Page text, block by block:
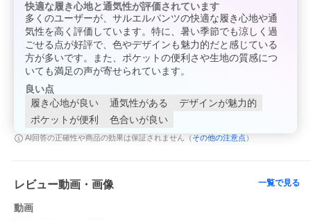
快適な履き心地と通気性が評価されています
多くのユーザーが、サルエルパンツの快適な履き心地や通
気性を高く評価しています。特に、暑い季節でも涼しく過
ごせる点が好評で、色やデザインも魅力的だと感じている
方が多いです。また、ポケットの便利さや生地の質感につ
いても満足の声が寄せられています。
良い点
履き心地が良い
通気性がある
デザインが魅力的
ポケットが便利
色合いが良い
AI回答の正確性や商品の効果は保証されません（ その他の注意点 ）
レビュー動画・画像 一覧で見る
動画